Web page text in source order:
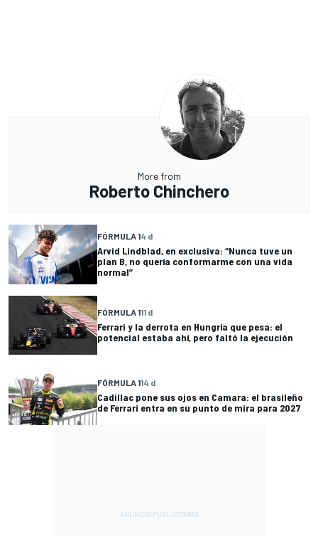
More from
Roberto Chinchero
FÓRMULA 14 d
Arvid Lindblad, en exclusiva: “Nunca tuve un
plan B, no quería conformarme con una vida
normal”
FÓRMULA 111 d
Ferrari y la derrota en Hungría que pesa: el
potencial estaba ahí, pero faltó la ejecución
FÓRMULA 114 d
Cadillac pone sus ojos en Camara: el brasileño
de Ferrari entra en su punto de mira para 2027